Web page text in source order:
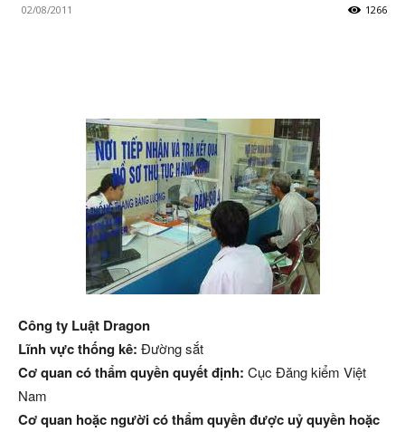
02/08/2011 1266
Công ty Luật Dragon
Lĩnh vực thống kê: Đường sắt
Cơ quan có thẩm quyền quyết định: Cục Đăng kiểm Việt
Nam
Cơ quan hoặc người có thẩm quyền được uỷ quyền hoặc